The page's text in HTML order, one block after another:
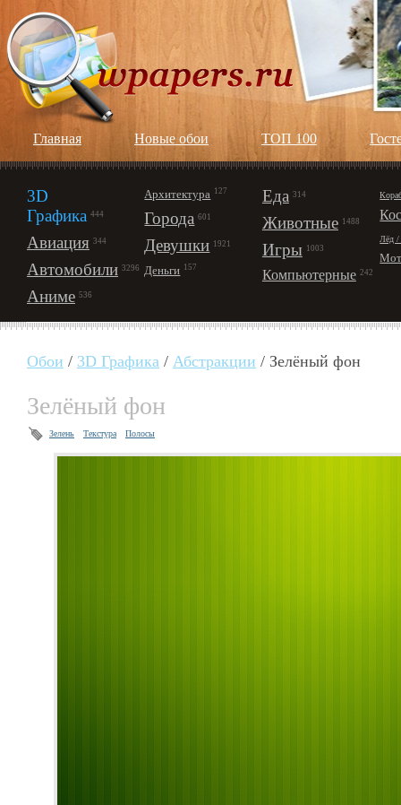
Главная Новые обои ТОП 100
3D
Графика 444
Авиация 344
Автомобили 3296
Аниме 536
Архитектура 127
Города 601
Девушки 1921
Деньги 157
Еда 314
Животные 1488
Игры 1003
Компьютерные 242
Лёд
Обои / 3D Графика / Абстракции / Зелёный фон
Зелёный фон
Зелень Текстура Полосы